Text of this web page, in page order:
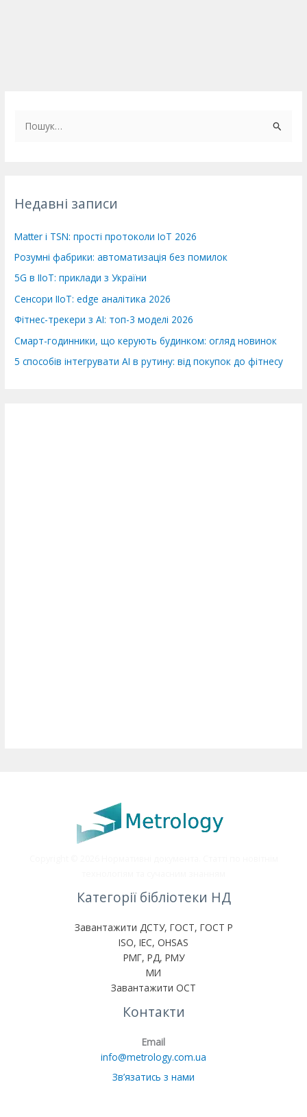
иНедавні записи
Matter і TSN: прості протоколи IoT 2026
Розумні фабрики: автоматизація без помилок
5G в IIoT: приклади з України
Сенсори IIoT: edge аналітика 2026
Фітнес-трекери з AI: топ-3 моделі 2026
Смарт-годинники, що керують будинком: огляд новинок
5 способів інтегрувати AI в рутину: від покупок до фітнесу
Категорії бібліотеки НД
Завантажити ДСТУ, ГОСТ, ГОСТ Р
ISO, IEC, OHSAS
РМГ, РД, РМУ
МИ
Завантажити ОСТ
Контакти
Email
info@metrology.com.ua
Зв’язатись з нами